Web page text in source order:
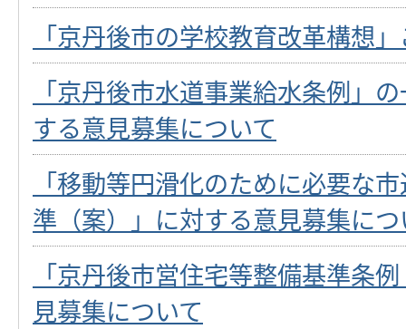
「京丹後市の学校教育改革構想
「京丹後市水道事業給水条例」
する意見募集について
「移動等円滑化のために必要な
準（案）」に対する意見募集に
「京丹後市営住宅等整備基準条
見募集について